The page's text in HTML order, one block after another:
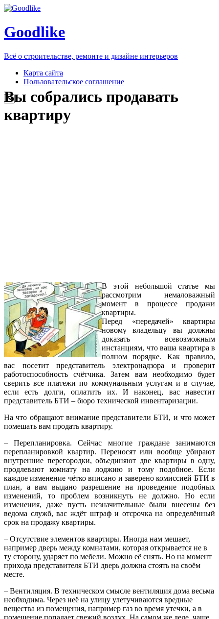
Goodlike
Всё о строительстве, ремонте и дизайне интерьеров
Карта сайта
Пользовательское соглашение
Вы собрались продавать
квартиру
В этой небольшой статье мы
рассмотрим немаловажный
момент в процессе продажи
квартиры.
Перед «передачей» квартиры
новому владельцу вы должны
доказать всевозможным
инстанциям, что ваша квартира в
полном порядке. Как правило,
вас посетит представитель электронадзора и проверит
работоспособность счётчика. Затем вам необходимо будет
сверить все платежи по коммунальным услугам и в случае,
если есть долги, оплатить их. И наконец, вас навестит
представитель БТИ – бюро технической инвентаризации.
На что обращают внимание представители БТИ, и что может
помешать вам продать квартиру.
– Перепланировка. Сейчас многие граждане занимаются
перепланировкой квартир. Переносят или вообще убирают
внутренние перегородки, объединяют две квартиры в одну,
продлевают комнату на лоджию и тому подобное. Если
каждое изменение чётко вписано и заверено комиссией БТИ в
план, а вам выдано разрешение на проведение подобных
изменений, то проблем возникнуть не должно. Но если
изменения, даже пусть незначительные были внесены без
ведома служб, вас ждёт штраф и отсрочка на определённый
срок на продажу квартиры.
– Отсутствие элементов квартиры. Иногда нам мешает,
например дверь между комнатами, которая открывается не в
ту сторону, ударяет по мебели. Можно её снять. Но на момент
прихода представителя БТИ дверь должна стоять на своём
месте.
– Вентиляция. В техническом смысле вентиляция дома весьма
необходима. Через неё на улицу улетучиваются вредные
вещества из помещения, например газ во время утечки, а в
помещение попадает свежий воздух. На самом же деле, чаще